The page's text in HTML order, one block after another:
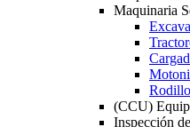
Maquinaria
(CCU)
Inspección